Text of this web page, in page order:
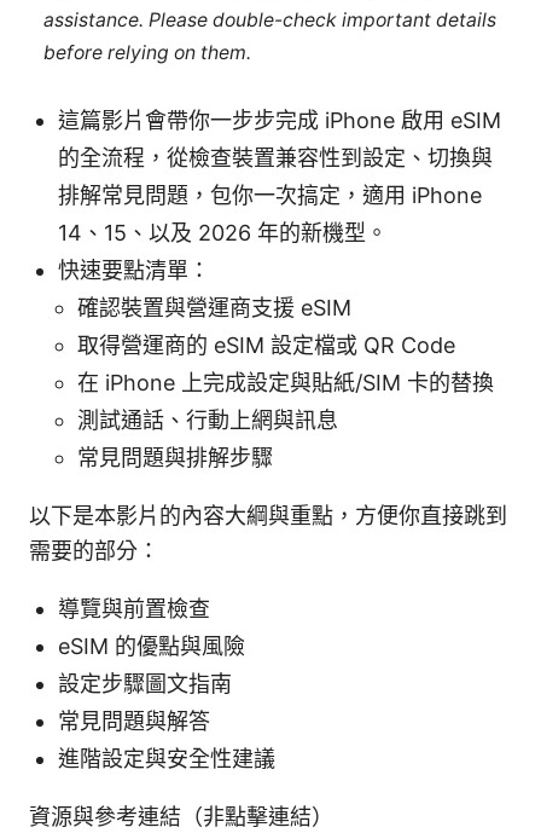
assistance. Please double-check important details
before relying on them.
這篇影片會帶你一步步完成 iPhone 啟用 eSIM
的全流程，從檢查裝置兼容性到設定、切換與
排解常見問題，包你一次搞定，適用 iPhone
14、15、以及 2026 年的新機型。
快速要點清單：
確認裝置與營運商支援 eSIM
取得營運商的 eSIM 設定檔或 QR Code
在 iPhone 上完成設定與貼紙/SIM 卡的替換
測試通話、行動上網與訊息
常見問題與排解步驟
以下是本影片的內容大綱與重點，方便你直接跳到
需要的部分：
導覽與前置檢查
eSIM 的優點與風險
設定步驟圖文指南
常見問題與解答
進階設定與安全性建議
資源與參考連結（非點擊連結）